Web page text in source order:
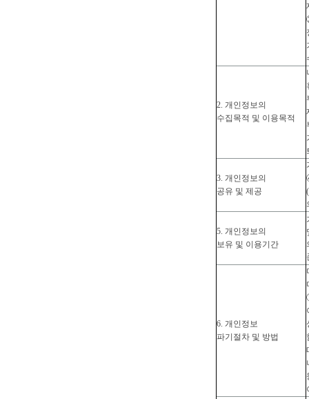
2. 개인정보의
수집목적 및 이용목적
3. 개인정보의
공유 및 제공
5. 개인정보의
보유 및 이용기간
6. 개인정보
파기절차 및 방법